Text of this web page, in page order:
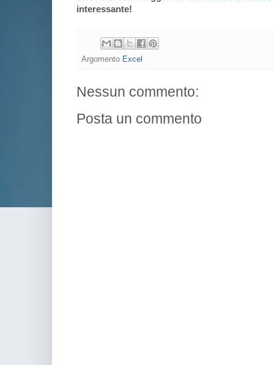
interessante!
Argomento Excel
Nessun commento:
Posta un commento